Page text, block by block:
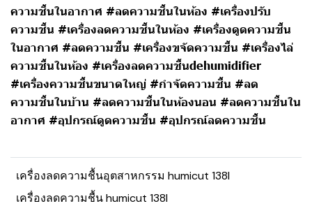
ความชื้นในอากาศ #ลดความชื้นในห้อง #เครื่องปรับ
ความชื้น #เครื่องลดความชื้นในห้อง #เครื่องดูดความชื้น
ในอากาศ #ลดความชื้น #เครื่องขจัดความชื้น #เครื่องไล่
ความชื้นในห้อง #เครื่องลดความชื้นdehumidifier
#เครื่องความชื้นขนาดใหญ่ #กำจัดความชื้น #ลด
ความชื้นในบ้าน #ลดความชื้นในห้องนอน #ลดความชื้นใน
อากาศ #อุปกรณ์ดูดความชื้น #อุปกรณ์ลดความชื้น
เครื่องลดความชื้นอุตสาหกรรม humicut 138l
เครื่องลดความชื้น humicut 138l